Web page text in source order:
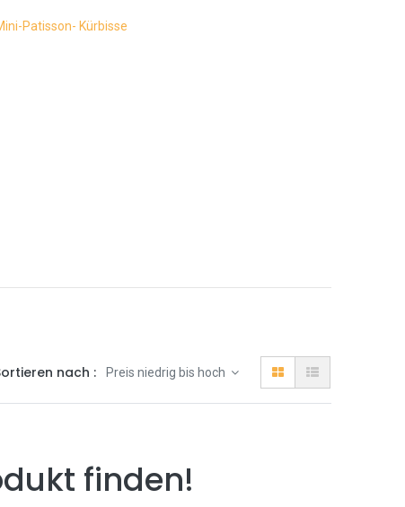
Patisson- Kürbisse
nach : Preis niedrig bis hoch
finden!